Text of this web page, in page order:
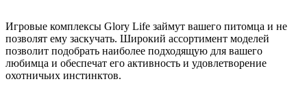
Игровые комплексы Glory Life займут вашего питомца и не
позволят ему заскучать. Широкий ассортимент моделей
позволит подобрать наиболее подходящую для вашего
любимца и обеспечат его активность и удовлетворение
охотничьих инстинктов.